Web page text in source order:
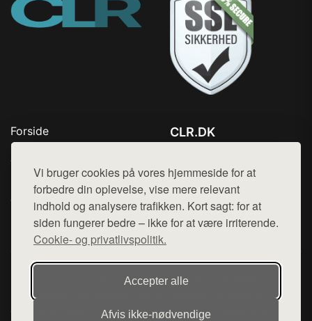
Vi bruger cookies på vores hjemmeside for at
forbedre din oplevelse, vise mere relevant
indhold og analysere trafikken. Kort sagt: for at
siden fungerer bedre – ikke for at være irriterende.
Cookie- og privatlivspolitik.
Accepter alle
Afvis ikke‑nødvendige
Forside
Produkter
Top Rabatter
Jotun maling
Kontakt
CLR.DK
Mail:hej@want.dk
Cookie- og privatlivspolitik
Denne side er en del af want.dk, der udgiver en række
hjemmesider med præsentation af forskellige produkter fra
diverse webshops. Der sælges ikke varer fra denne side - vi